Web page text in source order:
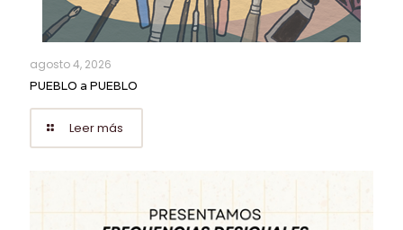
agosto 4, 2026
PUEBLO a PUEBLO
Leer más